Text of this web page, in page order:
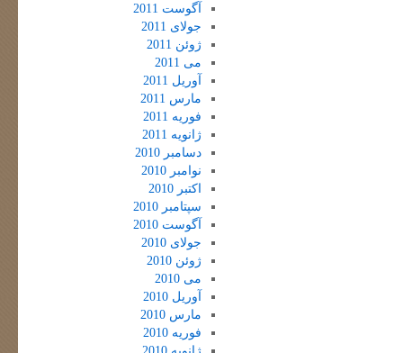
آگوست 2011
جولای 2011
ژوئن 2011
می 2011
آوریل 2011
مارس 2011
فوریه 2011
ژانویه 2011
دسامبر 2010
نوامبر 2010
اکتبر 2010
سپتامبر 2010
آگوست 2010
جولای 2010
ژوئن 2010
می 2010
آوریل 2010
مارس 2010
فوریه 2010